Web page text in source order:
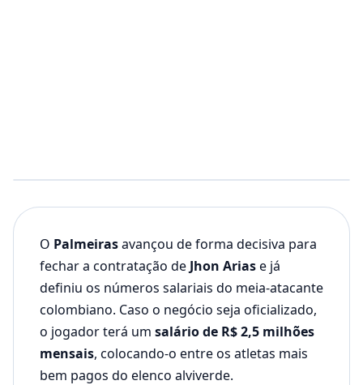
O Palmeirasavançou de forma decisiva para
fechar a contratação de Jhon Ariase já
definiu os números salariais do meia-atacante
colombiano. Caso o negócio seja oficializado,
o jogador terá um salário de R$ 2,5 milhões
mensais, colocando-o entre os atletas mais
bem pagos do elenco alviverde.